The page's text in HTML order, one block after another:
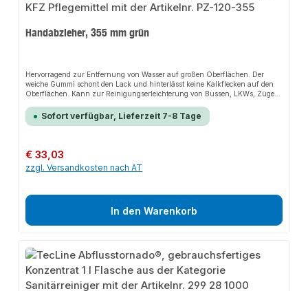
Handabzieher, 355 mm grün
Hervorragend zur Entfernung von Wasser auf großen Oberflächen. Der
weiche Gummi schont den Lack und hinterlässt keine Kalkflecken auf den
Oberflächen. Kann zur Reinigungs­erleichterung von Bussen, LKWs, Zügen
schwarz/grün
Sofort verfügbar, Lieferzeit 7-8 Tage
Regulärer Preis:
€ 33,03
zzgl. Versandkosten nach AT
In den Warenkorb